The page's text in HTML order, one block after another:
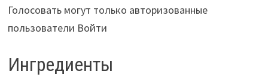
Голосовать могут только авторизованные
пользователи Войти
Ингредиенты